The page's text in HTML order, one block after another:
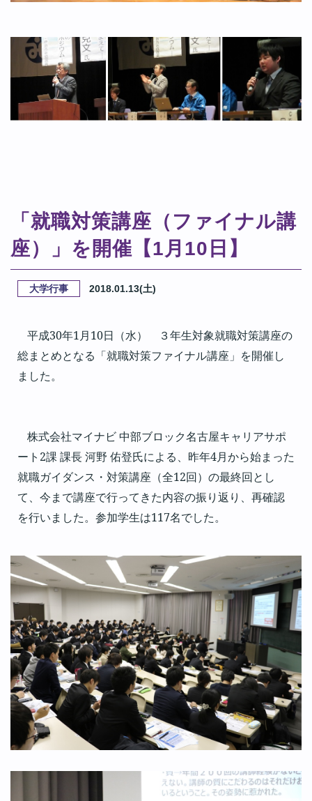
「就職対策講座（ファイナル講
座）」を開催【1月10日】
大学行事 2018.01.13(土)
平成30年1月10日（水） ３年生対象就職対策講座の
総まとめとなる「就職対策ファイナル講座」を開催し
ました。
株式会社マイナビ 中部ブロック名古屋キャリアサポ
ート 2課 課長 河野 佑登氏による、昨年4月から始まった
就職ガイダンス・対策講座（全12回）の最終回とし
て、今まで講座で行ってきた内容の振り返り、再確認
を行いました。参加学生は117名でした。